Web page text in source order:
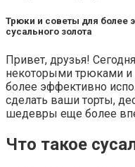
Трюки и советы для более
сусального золота
Привет, друзья!
некоторыми трюками и
более эффективно
сделать ваши торты,
шедевры еще более
Что такое